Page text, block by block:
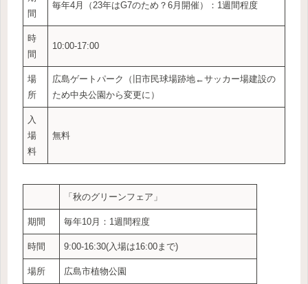
間
毎年4月（23年はG7のため？6月開催）：1週間程度
時
間
10:00-17:00
場
所
広島ゲートパーク（旧市民球場跡地←サッカー場建設の
ため中央公園から変更に）
入
場
料
無料
「秋のグリーンフェア」
期間 毎年10月：1週間程度
時間 9:00-16:30(入場は16:00まで)
場所 広島市植物公園